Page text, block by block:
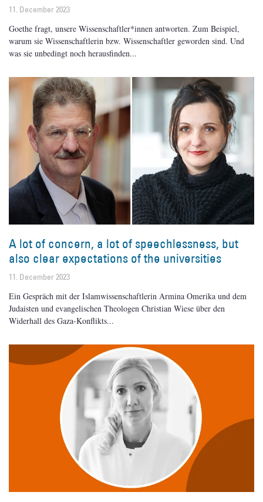
11. December 2023
Goethe fragt, unsere Wissenschaftler*innen antworten. Zum Beispiel,
warum sie Wissenschaftlerin bzw. Wissenschaftler geworden sind. Und
was sie unbedingt noch herausfinden
A lot of concern, a lot of speechlessness, but
also clear expectations of the universities
11. December 2023
Ein Gespräch mit der Islamwissenschaftlerin Armina Omerika und dem
Judaisten und evangelischen Theologen Christian Wiese über den
Widerhall des Gaza-Konflikts